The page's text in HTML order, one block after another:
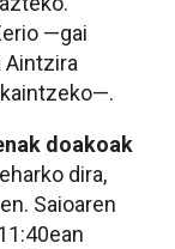
—gai
Aintzira
doakoak
dira,
Saioaren